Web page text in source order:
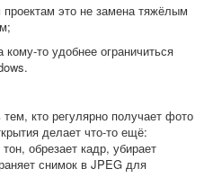
это не замена тяжёлым
то удобнее ограничиться
кто регулярно получает фото
делает что-то ещё:
обрезает кадр, убирает
снимок в JPEG для